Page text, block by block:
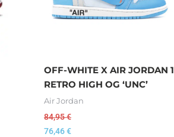
OFF-WHITE X AIR JORDAN 1
RETRO HIGH OG ‘UNC’
Air Jordan
84,95€
76,46€